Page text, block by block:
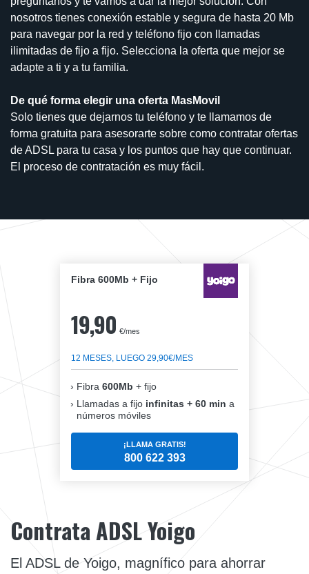
nosotros tienes conexión estable y segura de hasta 20 Mb
para navegar por la red y teléfono fijo con llamadas
ilimitadas de fijo a fijo. Selecciona la oferta que mejor se
adapte a ti y a tu familia.
De qué forma elegir una oferta MasMovil
Solo tienes que dejarnos tu teléfono y te llamamos de
forma gratuita para asesorarte sobre como contratar ofertas
de ADSL para tu casa y los puntos que hay que continuar.
El proceso de contratación es muy fácil.
Fibra 600Mb + Fijo
19,90 €/mes
12 MESES, LUEGO 29,90€/MES
Fibra 600Mb + fijo
Llamadas a fijo infinitas + 60 min a
números móviles
¡LLAMA GRATIS!
800 622 393
Contrata ADSL Yoigo
El ADSL de Yoigo, magnífico para ahorrar